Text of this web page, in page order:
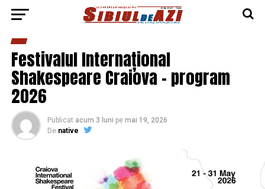
Festivalul Internațional
Shakespeare Craiova – program
2026
Publicat acum 3 luni pe mai 19, 2026
De native